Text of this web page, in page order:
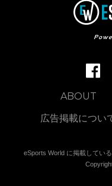
ABOUT
広告掲載につい
eSports World に掲載してい